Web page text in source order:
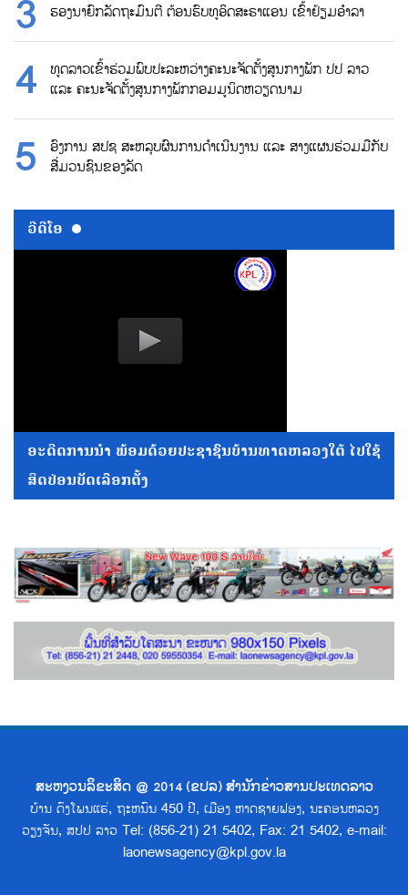
ຮອງນາຍົກລັດຖະມົນຕີ ຕ້ອນຮົບທູອິດສະຣາແອນ ເຂົ້າຢ້ຽມອຳລາ
ທູດລາວເຂົ້າຮ່ວມພົບປະລະຫວ່າງຄະນະຈັດຕັ້ງສູນກາງພັກ ປປ ລາວ
ແລະ ຄະນະຈັດຕັ້ງສູນກາງພັກກອມມູນິດຫວຽດນາມ
ອົງການ ສປຊ ສະຫລຸບຜົນການດຳເນີນງານ ແລະ ສາງແຜນຮ່ວມມືກັບ
ສື່ມວນຊົນຂອງລັດ
ວີດີໂອ
ອະດີດການນໍາ ພ້ອມດ້ວຍປະຊາຊົນບ້ານທາດຫລວງໃຕ້ ໄປໃຊ້
ສິດປ່ອນບັດເລືອກຕັ້ງ
ສະຫງວນລິຂະສິດ @ 2014 (ຂປລ) ສຳນັກຂ່າວສານປະເທດລາວ
ບ້ານ ດົງໂພນແຮ່, ຖະຫນົນ 450 ປີ, ເມືອງ ຫາດຊາຍຟອງ, ນະຄອນຫລວງ
ວຽງຈັນ, ສປປ ລາວ Tel: (856-21) 21 5402, Fax: 21 5402, e-mail:
laonewsagency@kpl.gov.la